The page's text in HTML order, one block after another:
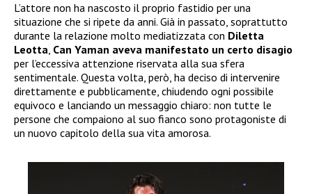
L’attore non ha nascosto il proprio fastidio per una
situazione che si ripete da anni. Già in passato, soprattutto
durante la relazione molto mediatizzata con Diletta
Leotta, Can Yaman aveva manifestato un certo disagio
per l’eccessiva attenzione riservata alla sua sfera
sentimentale. Questa volta, però, ha deciso di intervenire
direttamente e pubblicamente, chiudendo ogni possibile
equivoco e lanciando un messaggio chiaro: non tutte le
persone che compaiono al suo fianco sono protagoniste di
un nuovo capitolo della sua vita amorosa.